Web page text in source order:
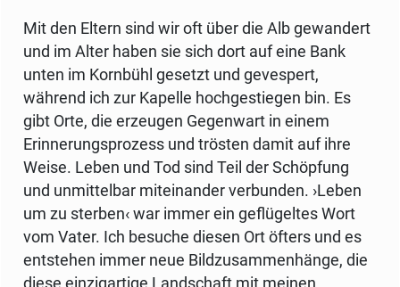
Mit den Eltern sind wir oft über die Alb gewandert
und im Alter haben sie sich dort auf eine Bank
unten im Kornbühl gesetzt und gevespert,
während ich zur Kapelle hochgestiegen bin. Es
gibt Orte, die erzeugen Gegenwart in einem
Erinnerungsprozess und trösten damit auf ihre
Weise. Leben und Tod sind Teil der Schöpfung
und unmittelbar miteinander verbunden. ›Leben
um zu sterben‹ war immer ein geflügeltes Wort
vom Vater. Ich besuche diesen Ort öfters und es
entstehen immer neue Bildzusammenhänge, die
diese einzigartige Landschaft mit meinen